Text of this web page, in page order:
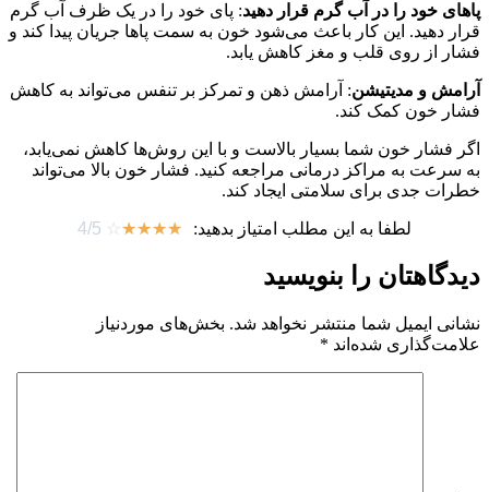
پاهای خود را در آب گرم قرار دهید: پای خود را در یک ظرف آب گرم
قرار دهید. این کار باعث می‌شود خون به سمت پاها جریان پیدا کند و
فشار از روی قلب و مغز کاهش یابد.
آرامش و مدیتیشن: آرامش ذهن و تمرکز بر تنفس می‌تواند به کاهش
فشار خون کمک کند.
اگر فشار خون شما بسیار بالاست و با این روش‌ها کاهش نمی‌یابد،
به سرعت به مراکز درمانی مراجعه کنید. فشار خون بالا می‌تواند
خطرات جدی برای سلامتی ایجاد کند.
لطفا به این مطلب امتیاز بدهید: ☆
☆
☆
☆
☆
4/5
دیدگاهتان را بنویسید
نشانی ایمیل شما منتشر نخواهد شد. بخش‌های موردنیاز
علامت‌گذاری شده‌اند *